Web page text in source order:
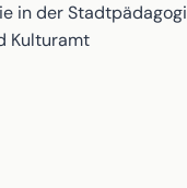
in der
Kulturamt